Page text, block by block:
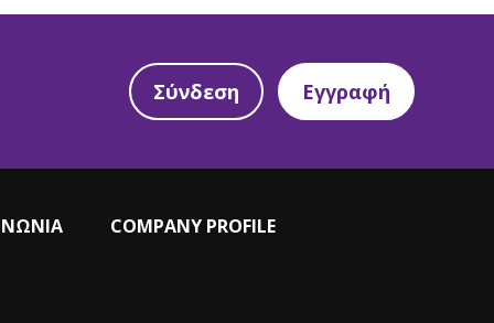
Σύνδεση Εγγραφή
COMPANY PROFILE